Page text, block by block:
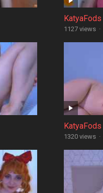
KatyaFods
1127 views ·
KatyaFods
1320 views ·